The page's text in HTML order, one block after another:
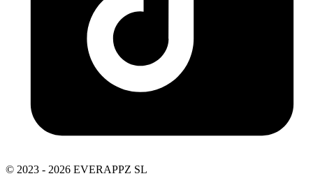
© 2023 - 2026 EVERAPPZ SL